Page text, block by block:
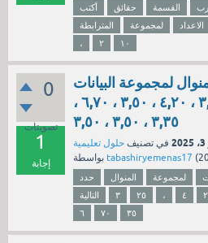
أكتب حقائق القسمة
المترابطة
لمجموعة الاعداد
،
٢ ١٠
0
تصويتات
1
إجابة
لمجموعة البيانات
التالية : ۳,۲٥ ، ٤,٢۰ ، ٣,٥٠ ، ٦,٧٠ ،
٣,٣٥ ، ٣,٥٠ ، ٣,٥٠
في تصنيف حلول تعليمية
tabashiryemenas17 (
حدد المنوال لمجموعة
التالية
۳ ۲٥ ، ٤
٦
٧٠ ٣٥